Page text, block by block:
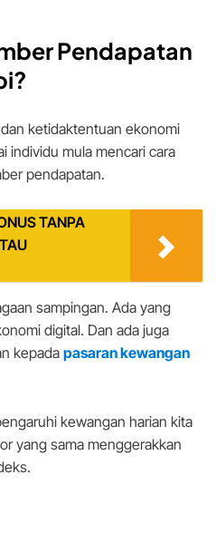
Pendapatan
ketidaktentuan ekonomi
individu mula mencari cara
pendapatan.
TANPA
sampingan. Ada yang
digital. Dan ada juga
kepada pasaran kewangan
kewangan harian kita
yang sama menggerakkan